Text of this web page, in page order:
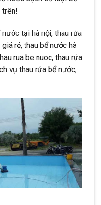
trên!
tại hà nội, thau rửa
rẻ, thau bể nước hà
rua be nuoc, thau rửa
vụ thau rửa bể nước,